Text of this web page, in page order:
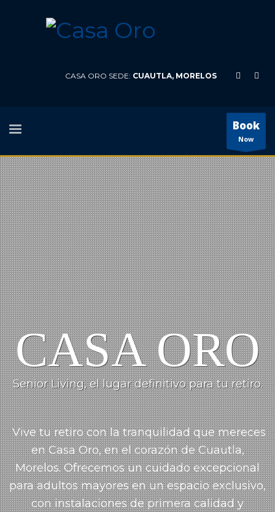
CASA ORO SEDE: CUAUTLA, MORELOS
Book
Now
CASA ORO
Senior Living, el lugar definitivo para tu retiro.
Vive tu retiro con la tranquilidad que mereces
en Casa Oro, en el corazón de Cuautla,
Morelos.Ofrecemos un cuidadoexcepcional
para adultos mayores en un espacio exclusivo,
con instalaciones de primera calidad y